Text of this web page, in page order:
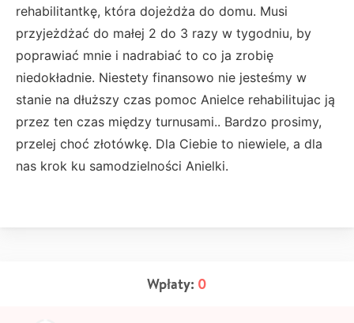
rehabilitantkę, która dojeżdża do domu. Musi
przyjeżdżać do małej 2 do 3 razy w tygodniu, by
poprawiać mnie i nadrabiać to co ja zrobię
niedokładnie. Niestety finansowo nie jesteśmy w
stanie na dłuższy czas pomoc Anielce rehabilitujac ją
przez ten czas między turnusami.. Bardzo prosimy,
przelej choć złotówkę. Dla Ciebie to niewiele, a dla
nas krok ku samodzielności Anielki.
Wpłaty: 0